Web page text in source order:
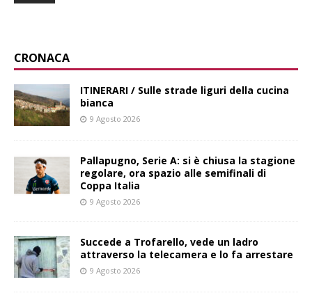
CRONACA
ITINERARI / Sulle strade liguri della cucina
bianca
9 Agosto 2026
Pallapugno, Serie A: si è chiusa la stagione
regolare, ora spazio alle semifinali di
Coppa Italia
9 Agosto 2026
Succede a Trofarello, vede un ladro
attraverso la telecamera e lo fa arrestare
9 Agosto 2026